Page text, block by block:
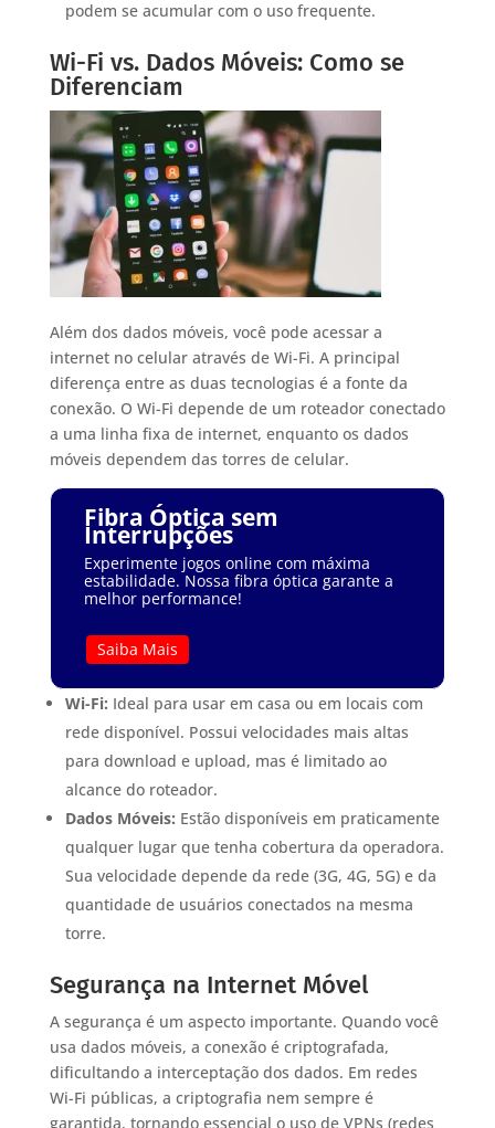
podem se acumular com o uso frequente.
Wi-Fi vs. Dados Móveis: Como se
Diferenciam
Além dos dados móveis, você pode acessar a
internet no celular através de Wi-Fi. A principal
diferença entre as duas tecnologias é a fonte da
conexão. O Wi-Fi depende de um roteador conectado
a uma linha fixa de internet, enquanto os dados
móveis dependem das torres de celular.
Fibra Óptica sem
Interrupções
Experimente jogos online com máxima
estabilidade. Nossa fibra óptica garante a
melhor performance!
Saiba Mais
Wi-Fi: Ideal para usar em casa ou em locais com
rede disponível. Possui velocidades mais altas
para download e upload, mas é limitado ao
alcance do roteador.
Dados Móveis: Estão disponíveis em praticamente
qualquer lugar que tenha cobertura da operadora.
Sua velocidade depende da rede (3G, 4G, 5G) e da
quantidade de usuários conectados na mesma
torre.
Segurança na Internet Móvel
A segurança é um aspecto importante. Quando você
usa dados móveis, a conexão é criptografada,
dificultando a interceptação dos dados. Em redes
Wi-Fi públicas, a criptografia nem sempre é
garantida, tornando essencial o uso de VPNs (redes